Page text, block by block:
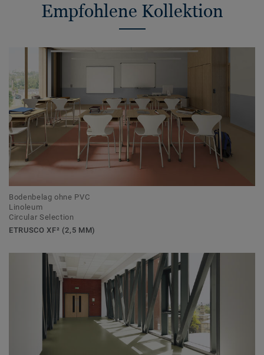
Empfohlene Kollektion
Bodenbelag ohne PVC
Linoleum
Circular Selection
ETRUSCO XF² (2,5 MM)